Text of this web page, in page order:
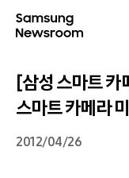
[삼성 스마트 카
스마트 카메라
2012/04/26